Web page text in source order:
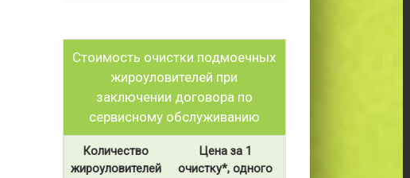
Стоимость очистки подмоечных
жироуловителей при
заключении договора по
сервисному обслуживанию
Количество
жироуловителей
Цена за 1
очистку*, одного